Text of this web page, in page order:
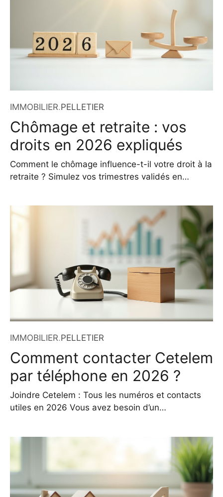
IMMOBILIER.PELLETIER
Chômage et retraite : vos
droits en 2026 expliqués
Comment le chômage influence-t-il votre droit à la
retraite ? Simulez vos trimestres validés en
allocations chômage. Nombre d’années
indemnisées par Pôle Emploi : Avez-vous été en
invalidité ou maladie longue durée ? NonOui
Calculer Trimestres estimés : Être au chômage
IMMOBILIER.PELLETIER
Comment contacter Cetelem
par téléphone en 2026 ?
Joindre Cetelem : Tous les numéros et contacts
utiles en 2026 Vous avez besoin d’un
une demande de rachat de crédits ? Cetelem,
filiale de BNP Paribas Personal Finance, met à
disposition plusieurs canaux de contact pour
répondre à vos questions, que vous